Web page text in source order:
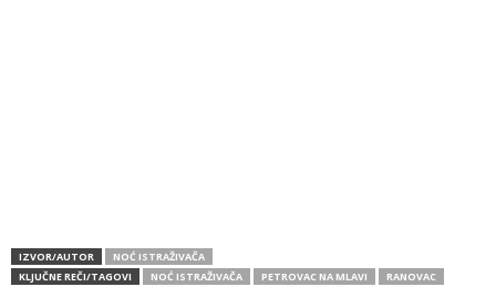
IZVOR/AUTOR
NOĆ ISTRAŽIVAČA
KLJUČNE REČI/TAGOVI
NOĆ ISTRAŽIVAČA PETROVAC NA MLAVI RANOVAC